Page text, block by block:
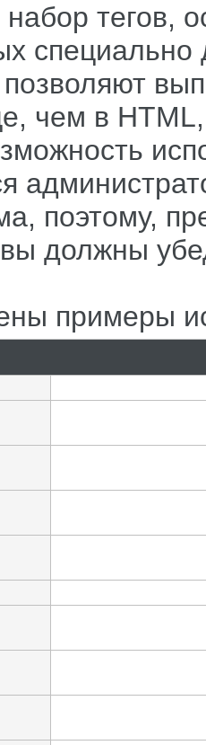
тегов,
чем в
поэтому,
должны
примеры